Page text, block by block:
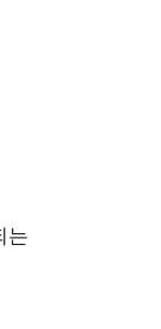
는